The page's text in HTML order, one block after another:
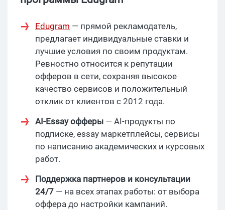
Edugram — прямой рекламодатель,
предлагает индивидуальные ставки и
лучшие условия по своим продуктам.
Ревностно относится к репутации
офферов в сети, сохраняя высокое
качество сервисов и положительный
отклик от клиентов с 2012 года.
AI-Essay офферы — AI-продукты по
подписке, essay маркетплейсы, сервисы
по написанию академических и курсовых
работ.
Поддержка партнеров и консультации
24/7 — на всех этапах работы: от выбора
оффера до настройки кампаний.